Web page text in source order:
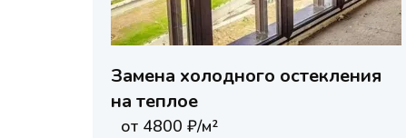
Замена холодного остекления
на теплое
от 4800 ₽/м²